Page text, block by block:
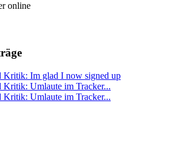
online
Kritik: Im glad I now signed up
Kritik: Umlaute im Tracker...
Kritik: Umlaute im Tracker...